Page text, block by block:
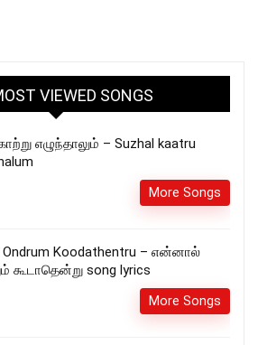
VIEWED SONGS
எழுந்தாலும் – Suzhal kaatru
More Songs
Ondrum Koodathentru – என்னால்
கூடாதென்று song lyrics
More Songs